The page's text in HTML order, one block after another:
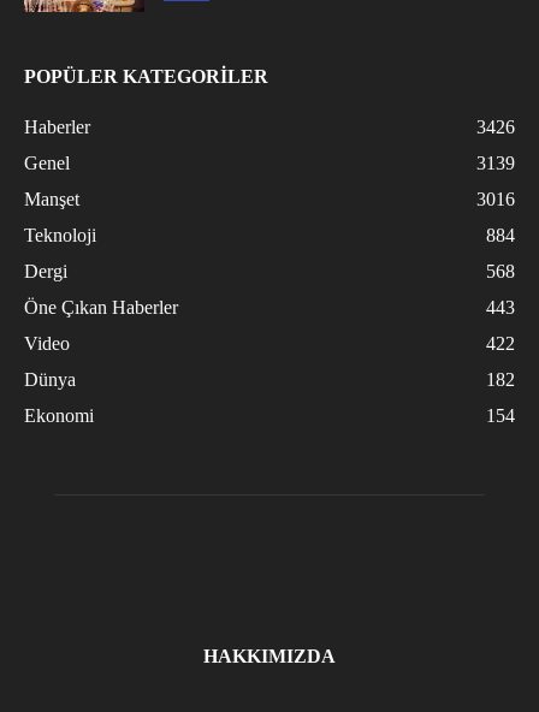
POPÜLER KATEGORİLER
Haberler
3426
Genel
3139
Manşet
3016
Teknoloji
884
Dergi
568
Öne Çıkan Haberler
443
Video
422
Dünya
182
Ekonomi
154
HAKKIMIZDA